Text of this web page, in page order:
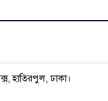
হাতিরপুল, ঢাকা।